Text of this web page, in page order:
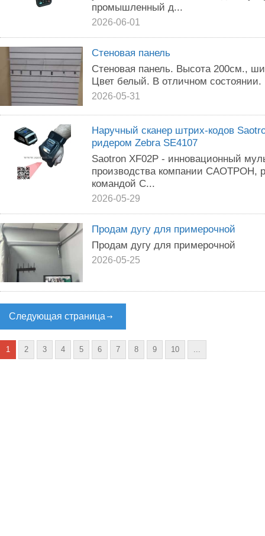
промышленный д...
2026-06-01
Стеновая панель
Стеновая панель. Высота 200см.,
Цвет белый. В отличном состоянии.
2026-05-31
Наручный сканер штрих-кодов
ридером Zebra SE4107
Saotron XF02P - инновационный
производства компании САОТРОН,
командой С...
2026-05-29
Продам дугу для примерочной
Продам дугу для примерочной
2026-05-25
Следующая страница
1 2 3 4 5 6 7 8 9 10 ...